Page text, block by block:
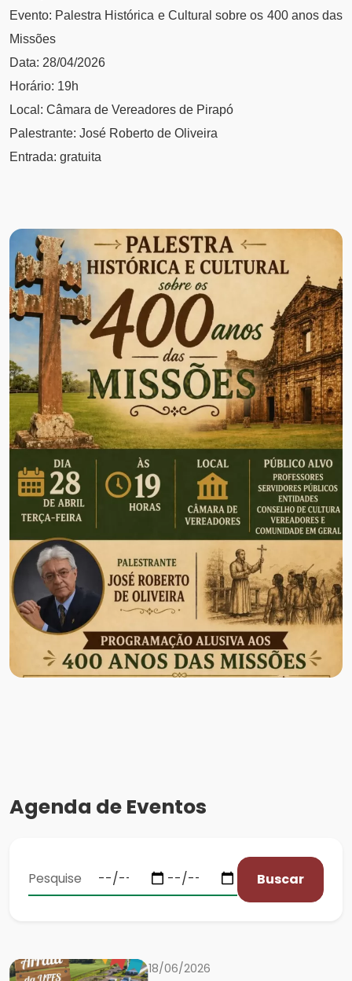
Evento: Palestra Histórica e Cultural sobre os 400 anos das
Missões
Data: 28/04/2026
Horário: 19h
Local: Câmara de Vereadores de Pirapó
Palestrante: José Roberto de Oliveira
Entrada: gratuita
Agenda de Eventos
Buscar
18/06/2026